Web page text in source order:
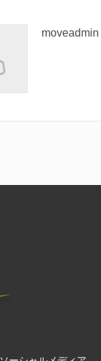
moveadmin